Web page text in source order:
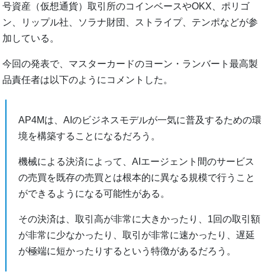
号資産（仮想通貨）取引所のコインベースやOKX、ポリゴ
ン、リップル社、ソラナ財団、ストライプ、テンポなどが参
加している。
今回の発表で、マスターカードのヨーン・ランバート最高製
品責任者は以下のようにコメントした。
AP4Mは、AIのビジネスモデルが一気に普及するための環
境を構築することになるだろう。
機械による決済によって、AIエージェント間のサービス
の売買を既存の売買とは根本的に異なる規模で行うこと
ができるようになる可能性がある。
その決済は、取引高が非常に大きかったり、1回の取引額
が非常に少なかったり、取引が非常に速かったり、遅延
が極端に短かったりするという特徴があるだろう。